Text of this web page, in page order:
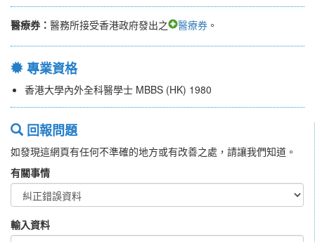
醫療券： 醫務所接受香港政府發出之 醫療券 。
專業資格
香港大學內外全科醫學士 MBBS (HK) 1980
回報問題
如發現這網頁有任何不準確的地方或有改善之處，請讓我們知道。
有關事情
輸入資料